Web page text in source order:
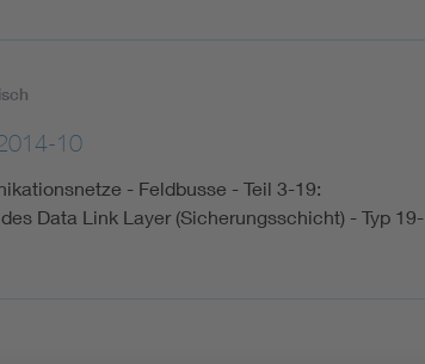
10
- Feldbusse - Teil 3-19:
Data Link Layer (Sicherungsschicht) - Typ 19-